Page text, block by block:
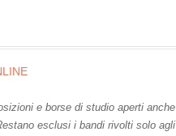
e borse di studio aperti anche
esclusi i bandi rivolti solo agli